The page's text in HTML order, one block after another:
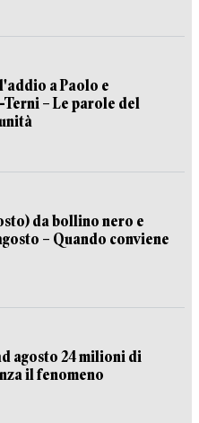
a Paolo e
– Le parole del
da bollino nero e
– Quando conviene
agosto 24 milioni di
il fenomeno